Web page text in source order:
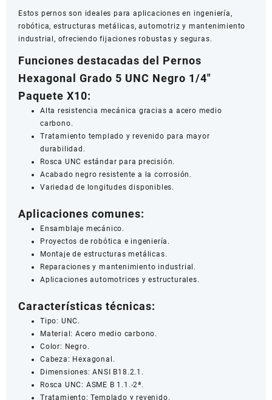
Estos pernos son ideales para aplicaciones en ingeniería,
robótica, estructuras metálicas, automotriz y mantenimiento
industrial, ofreciendo fijaciones robustas y seguras.
Funciones destacadas del Pernos
Hexagonal Grado 5 UNC Negro 1/4″
Paquete X10:
Alta resistencia mecánica gracias a acero medio
carbono.
Tratamiento templado y revenido para mayor
durabilidad.
Rosca UNC estándar para precisión.
Acabado negro resistente a la corrosión.
Variedad de longitudes disponibles.
Aplicaciones comunes:
Ensamblaje mecánico.
Proyectos de robótica e ingeniería.
Montaje de estructuras metálicas.
Reparaciones y mantenimiento industrial.
Aplicaciones automotrices y estructurales.
Características técnicas:
Tipo: UNC.
Material: Acero medio carbono.
Color: Negro.
Cabeza: Hexagonal.
Dimensiones: ANSI B18.2.1.
Rosca UNC: ASME B 1.1.-2ª.
Tratamiento: Templado y revenido.